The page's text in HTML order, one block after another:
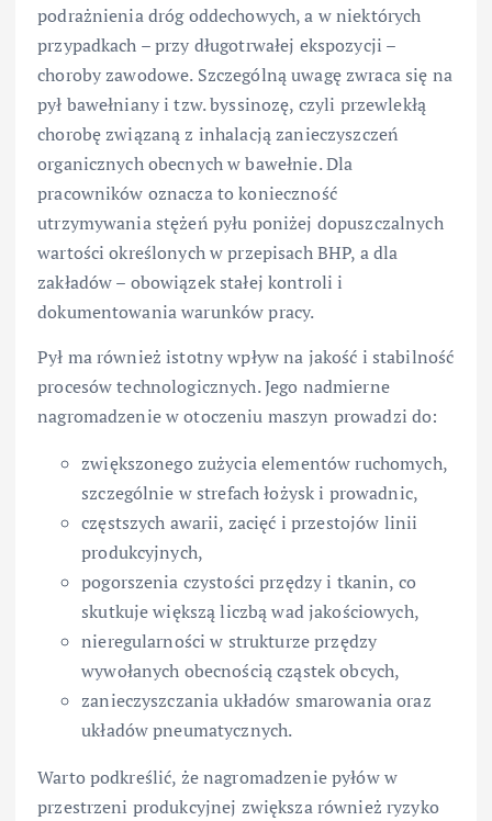
podrażnienia dróg oddechowych, a w niektórych
przypadkach – przy długotrwałej ekspozycji –
choroby zawodowe. Szczególną uwagę zwraca się na
pył bawełniany i tzw. byssinozę, czyli przewlekłą
chorobę związaną z inhalacją zanieczyszczeń
organicznych obecnych w bawełnie. Dla
pracowników oznacza to konieczność
utrzymywania stężeń pyłu poniżej dopuszczalnych
wartości określonych w przepisach BHP, a dla
zakładów – obowiązek stałej kontroli i
dokumentowania warunków pracy.
Pył ma również istotny wpływ na jakość i stabilność
procesów technologicznych. Jego nadmierne
nagromadzenie w otoczeniu maszyn prowadzi do:
zwiększonego zużycia elementów ruchomych,
szczególnie w strefach łożysk i prowadnic,
częstszych awarii, zacięć i przestojów linii
produkcyjnych,
pogorszenia czystości przędzy i tkanin, co
skutkuje większą liczbą wad jakościowych,
nieregularności w strukturze przędzy
wywołanych obecnością cząstek obcych,
zanieczyszczania układów smarowania oraz
układów pneumatycznych.
Warto podkreślić, że nagromadzenie pyłów w
przestrzeni produkcyjnej zwiększa również ryzyko